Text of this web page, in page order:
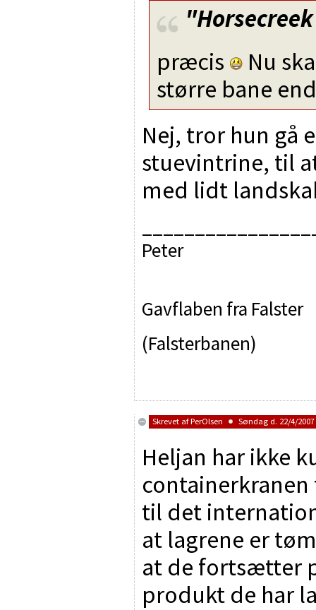
præcis
Nu
større bane
Nej, tror hun gå
stuevintrine, til
med lidt
Peter
Gavflaben fra Falster
(Falsterbanen)
Skrevet afPerOlsen Søndag d. 22/4/2007
Heljan har ikke
til det
at lagrene er
at de fortsætter
produkt de har